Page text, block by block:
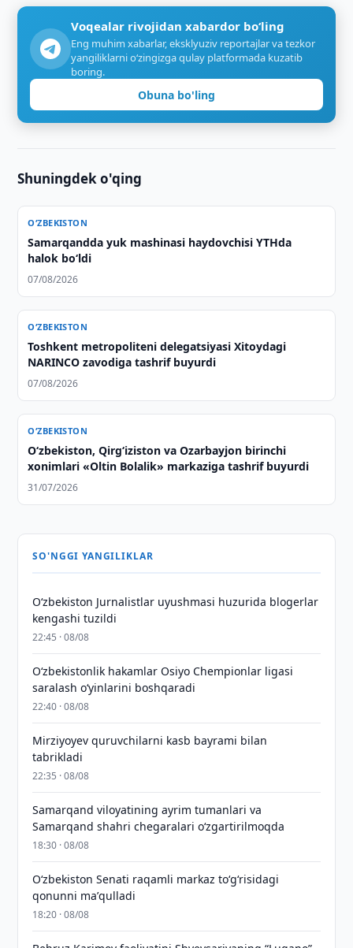
Voqealar rivojidan xabardor bo‘ling
Eng muhim xabarlar, eksklyuziv reportajlar va tezkor
yangiliklarni o‘zingizga qulay platformada kuzatib
boring.
Obuna bo'ling
Shuningdek o'qing
O‘ZBEKISTON
Samarqandda yuk mashinasi haydovchisi YTHda
halok bo‘ldi
07/08/2026
O‘ZBEKISTON
Toshkent metropoliteni delegatsiyasi Xitoydagi
NARINCO zavodiga tashrif buyurdi
07/08/2026
O‘ZBEKISTON
O‘zbekiston, Qirg‘iziston va Ozarbayjon birinchi
xonimlari «Oltin Bolalik» markaziga tashrif buyurdi
31/07/2026
SO'NGGI YANGILIKLAR
O‘zbekiston Jurnalistlar uyushmasi huzurida blogerlar
kengashi tuzildi
22:45 · 08/08
O‘zbekistonlik hakamlar Osiyo Chempionlar ligasi
saralash o‘yinlarini boshqaradi
22:40 · 08/08
Mirziyoyev quruvchilarni kasb bayrami bilan
tabrikladi
22:35 · 08/08
Samarqand viloyatining ayrim tumanlari va
Samarqand shahri chegaralari oʻzgartirilmoqda
18:30 · 08/08
Oʻzbekiston Senati raqamli markaz toʻgʻrisidagi
qonunni maʼqulladi
18:20 · 08/08